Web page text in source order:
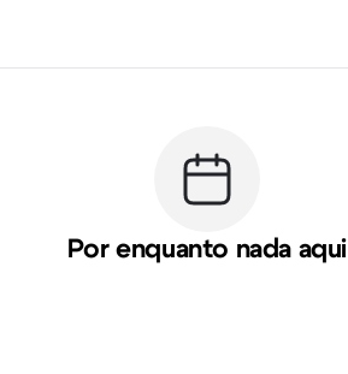
Por enquanto nada aqui